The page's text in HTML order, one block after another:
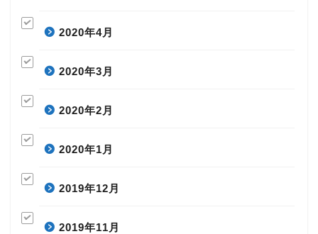
2020年4月
2020年3月
2020年2月
2020年1月
2019年12月
2019年11月